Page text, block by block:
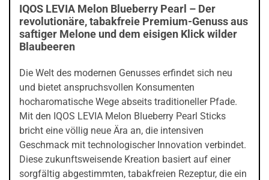
IQOS LEVIA Melon Blueberry Pearl – Der
revolutionäre, tabakfreie Premium-Genuss aus
saftiger Melone und dem eisigen Klick wilder
Blaubeeren
Die Welt des modernen Genusses erfindet sich neu
und bietet anspruchsvollen Konsumenten
hocharomatische Wege abseits traditioneller Pfade.
Mit den IQOS LEVIA Melon Blueberry Pearl Sticks
bricht eine völlig neue Ära an, die intensiven
Geschmack mit technologischer Innovation verbindet.
Diese zukunftsweisende Kreation basiert auf einer
sorgfältig abgestimmten, tabakfreien Rezeptur, die ein